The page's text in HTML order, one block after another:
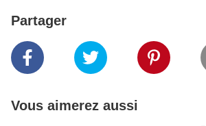
Partager
Vous aimerez aussi